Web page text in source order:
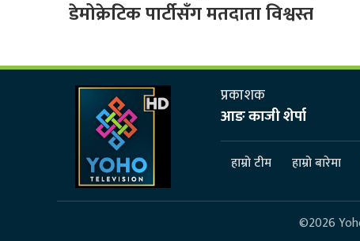
डेमोक्रेटिक पार्टीसँग मतदाता विश्वस्त
प्रकाशक
आङ काजी शेर्पा
हाम्रो टीम हाम्रो बारेमा
©2026